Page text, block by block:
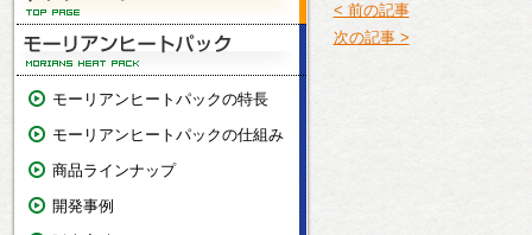
モーリアンヒートパックの特長
モーリアンヒートパックの仕組み
商品ラインナップ
開発事例
< 前の記事
次の記事 >